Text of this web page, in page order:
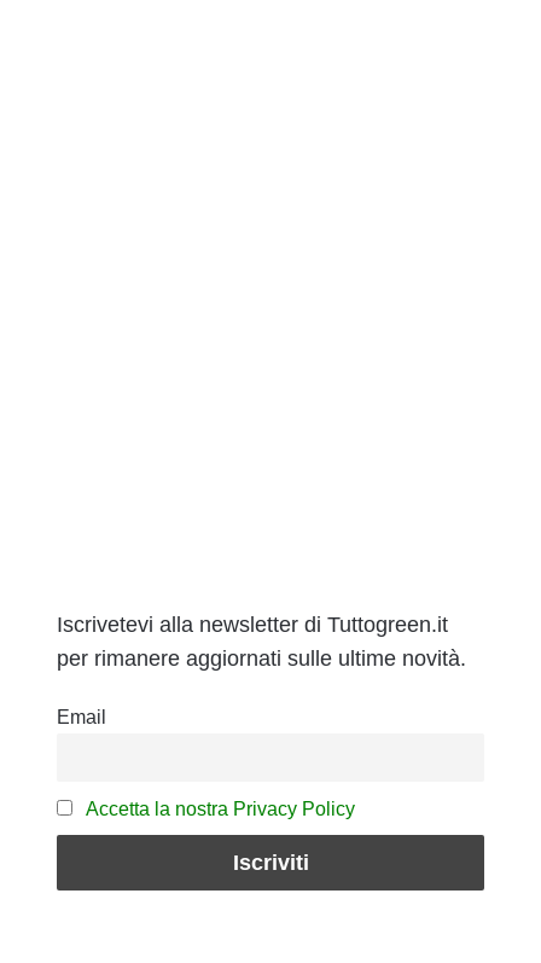
Iscrivetevi alla newsletter di Tuttogreen.it
per rimanere aggiornati sulle ultime novità.
Email
Accetta la nostra Privacy Policy